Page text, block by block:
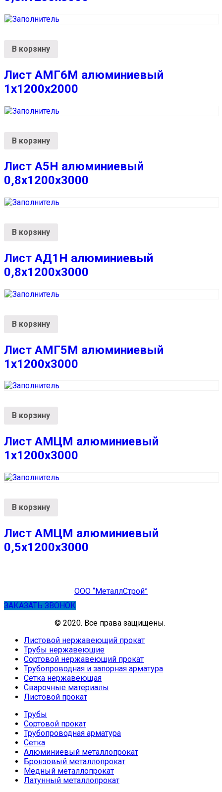
В корзину
Лист АМГ6М алюминиевый
1х1200х2000
В корзину
Лист А5Н алюминиевый
0,8х1200х3000
В корзину
Лист АД1Н алюминиевый
0,8х1200х3000
В корзину
Лист АМГ5М алюминиевый
1х1200х3000
В корзину
Лист АМЦМ алюминиевый
1х1200х3000
В корзину
Лист АМЦМ алюминиевый
0,5х1200х3000
ООО “МеталлСтрой”
ЗАКАЗАТЬ ЗВОНОК
© 2020. Все права защищены.
Листовой нержавеющий прокат
Трубы нержавеющие
Сортовой нержавеющий прокат
Трубопроводная и запорная арматура
Сетка нержавеющая
Сварочные материалы
Листовой прокат
Трубы
Сортовой прокат
Трубопроводная арматура
Сетка
Алюминиевый металлопрокат
Бронзовый металлопрокат
Медный металлопрокат
Латунный металлопрокат